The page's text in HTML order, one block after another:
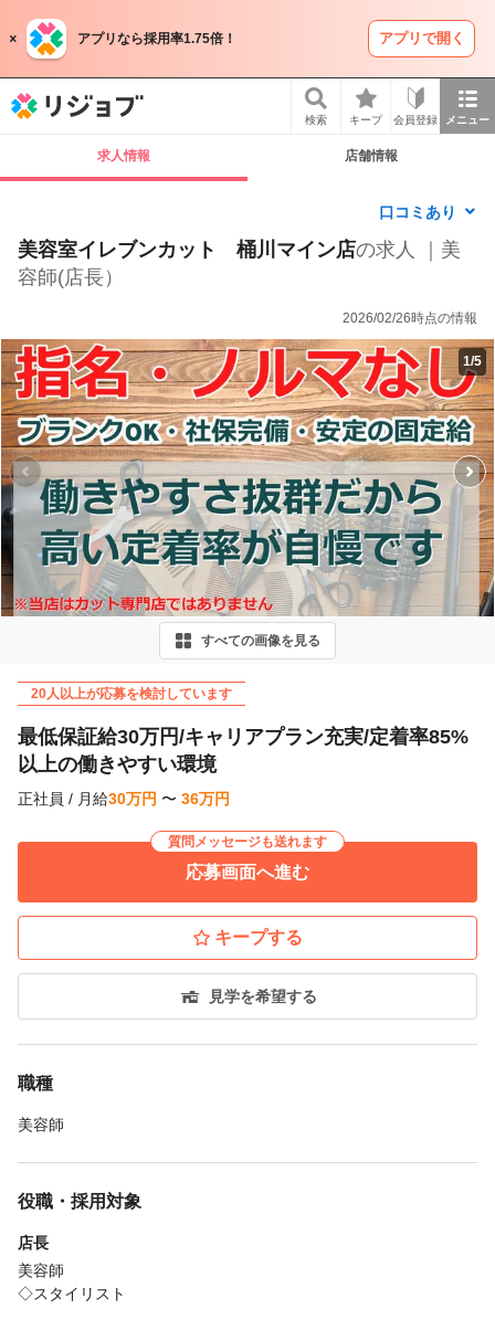
アプリなら採用率1.75倍！ アプリで開く
検索 キープ 会員登録 メニュー
求人情報 店舗情報
口コミあり
美容室イレブンカット 桶川マイン店の求人 ｜美
容師(店長）
2026/02/26時点の情報
1/5
すべての画像を見る
20人以上が応募を検討しています
最低保証給30万円/キャリアプラン充実/定着率85%
以上の働きやすい環境
正社員 / 月給30万円 〜 36万円
質問メッセージも送れます
応募画面へ進む
キープする
見学を希望する
職種
美容師
役職・採用対象
店長
美容師
◇スタイリスト